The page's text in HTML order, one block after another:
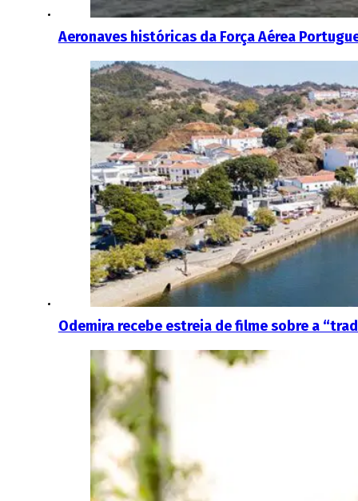
Aeronaves históricas da Força Aérea
Odemira recebe estreia de filme sobre a